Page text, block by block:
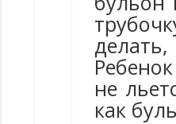
не
как